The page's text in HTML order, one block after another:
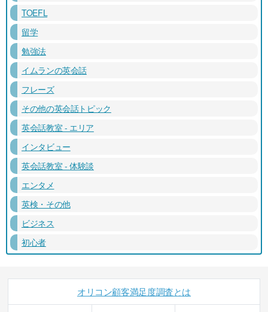
TOEFL
留学
勉強法
イムランの英会話
フレーズ
その他の英会話トピック
英会話教室 - エリア
インタビュー
英会話教室 - 体験談
エンタメ
英検・その他
ビジネス
初心者
オリコン顧客満足度調査とは